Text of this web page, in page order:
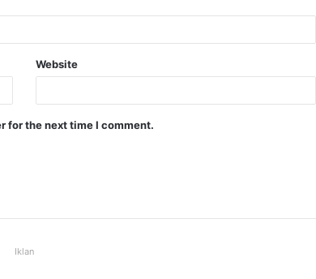
Website
for the next time I comment.
Iklan